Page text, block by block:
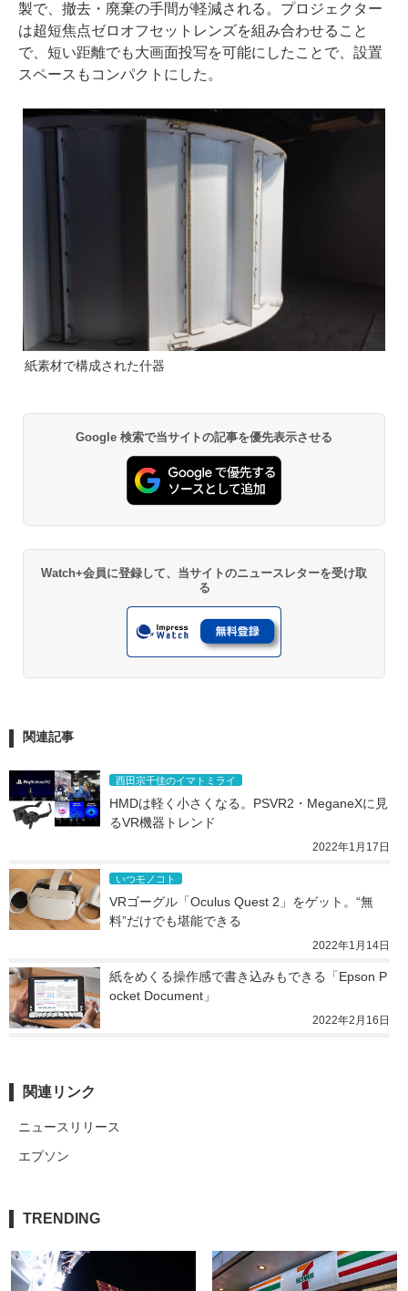
製で、撤去・廃棄の手間が軽減される。プロジェクター
は超短焦点ゼロオフセットレンズを組み合わせること
で、短い距離でも大画面投写を可能にしたことで、設置
スペースもコンパクトにした。
紙素材で構成された什器
Google 検索で当サイトの記事を優先表示させる
Watch+会員に登録して、当サイトのニュースレターを受け取
る
関連記事
西田宗千佳のイマトミライ
HMDは軽く小さくなる。PSVR2・MeganeXに見
るVR機器トレンド
2022年1月17日
いつモノコト
VRゴーグル「Oculus Quest 2」をゲット。“無
料”だけでも堪能できる
2022年1月14日
紙をめくる操作感で書き込みもできる「Epson P
ocket Document」
2022年2月16日
関連リンク
ニュースリリース
エプソン
TRENDING